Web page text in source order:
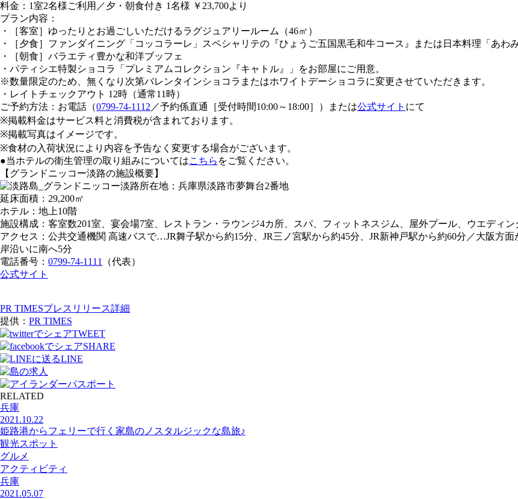
料金：1室2名様ご利用／夕・朝食付き 1名様 ￥23,700より
プラン内容：
・［客室］ゆったりとお過ごしいただけるラグジュアリールーム（46㎡）
・［夕食］ファンダイニング「コッコラーレ」スペシャリテの『ひょうご五国黒毛和牛コース』または日本料理「あわ
・［朝食］バラエティ豊かな和洋ブッフェ
・パティシエ特製ショコラ「プレミアムコレクション『キャトル』」をお部屋にご用意。
※数量限定のため、無くなり次第バレンタインショコラまたはホワイトデーショコラに変更させていただきます。
・レイトチェックアウト 12時（通常11時）
ご予約方法：お電話（0799-74-1112 ／予約係直通［受付時間10:00～18:00］）または公式サイト にて
※掲載料金はサービス料と消費税が含まれております。
※掲載写真はイメージです。
※食材の入荷状況により内容を予告なく変更する場合がございます。
●当ホテルの衛生管理の取り組みについてはこちら をご覧ください。
【グランドニッコー淡路の施設概要】
所在地：兵庫県淡路市夢舞台2番地
延床面積：29,200㎡
ホテル：地上10階
施設構成：客室数201室、宴会場7室、レストラン・ラウンジ4カ所、スパ、フィットネスジム、屋外プール、ウエディ
アクセス：公共交通機関 高速バスで…JR舞子駅から約15分、JR三ノ宮駅から約45分、JR新神戸駅から約60分／大阪方
岸沿いに南へ5分
電話番号： 0799-74-1111
（代表）
公式サイト
PR TIMESプレスリリース詳細
提供： PR TIMES
TWEET
SHARE
LINE
RELATED
兵庫
2021.10.22
姫路港からフェリーで行く家島のノスタルジックな島旅♪
観光スポット
グルメ
アクティビティ
兵庫
2021.05.07